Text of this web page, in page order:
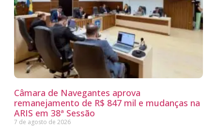
Câmara de Navegantes aprova
remanejamento de R$ 847 mil e mudanças na
ARIS em 38ª Sessão
7 de agosto de 2026